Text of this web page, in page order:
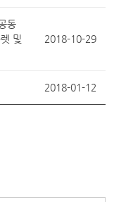
동
및
2018-10-29
2018-01-12